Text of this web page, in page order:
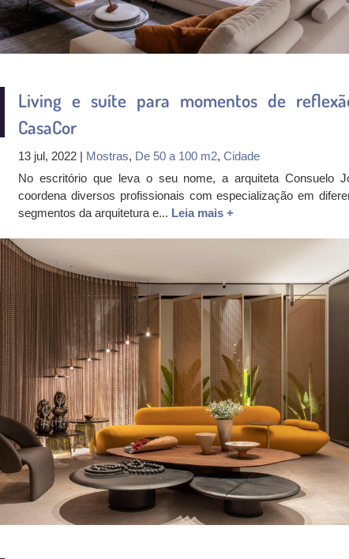
Living e suíte para momentos de
CasaCor
13 jul, 2022 | Mostras, De 50 a 100 m2, Cidade
No escritório que leva o seu nome, a arquiteta Consuelo
coordena diversos profissionais com especialização em
segmentos da arquitetura e... Leia mais +